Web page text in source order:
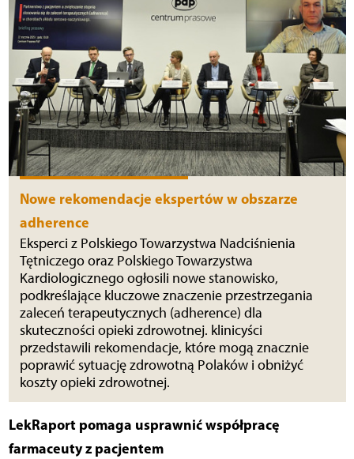
Nowe rekomendacje ekspertów w obszarze
adherence
Eksperci z Polskiego Towarzystwa Nadciśnienia
Tętniczego oraz Polskiego Towarzystwa
Kardiologicznego ogłosili nowe stanowisko,
podkreślające kluczowe znaczenie przestrzegania
zaleceń terapeutycznych (adherence) dla
skuteczności opieki zdrowotnej. klinicyści
przedstawili rekomendacje, które mogą znacznie
poprawić sytuację zdrowotną Polaków i obniżyć
koszty opieki zdrowotnej.
LekRaport pomaga usprawnić współpracę
farmaceuty z pacjentem